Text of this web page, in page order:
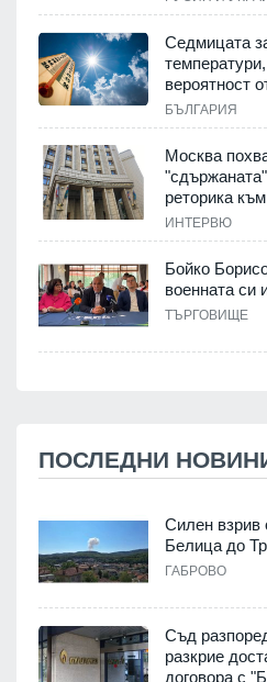
Седмицата
вероятност
БЪЛГАРИЯ
Москва
реторика
ИНТЕРВЮ
Бойко
военната си
ТЪРГОВИЩЕ
ПОСЛЕДНИ
Силен взрив
Белица до
ГАБРОВО
Съд
разкрие
договора с